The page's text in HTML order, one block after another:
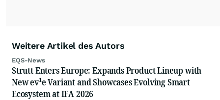
Weitere Artikel des Autors
EQS-News
Strutt Enters Europe: Expands Product Lineup with
New ev¹e Variant and Showcases Evolving Smart
Ecosystem at IFA 2026